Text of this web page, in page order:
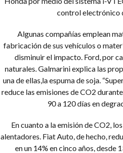
control electrónico
Algunas compañías emplean
fabricación de sus vehículos o
disminuir el impacto. Ford, por
naturales. Galmarini explica las
una de ellas,la espuma de soja.
reduce las emisiones de CO2
90 a 120 días en
En cuanto a la emisión de CO2,
alentadores. Fiat Auto, de hecho,
en un 14% en cinco años, desde